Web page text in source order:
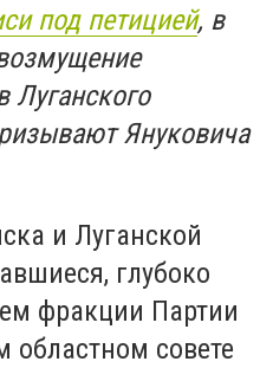
под петицией, в
Луганского
Януковича
и Луганской
глубоко
фракции Партии
областном совете